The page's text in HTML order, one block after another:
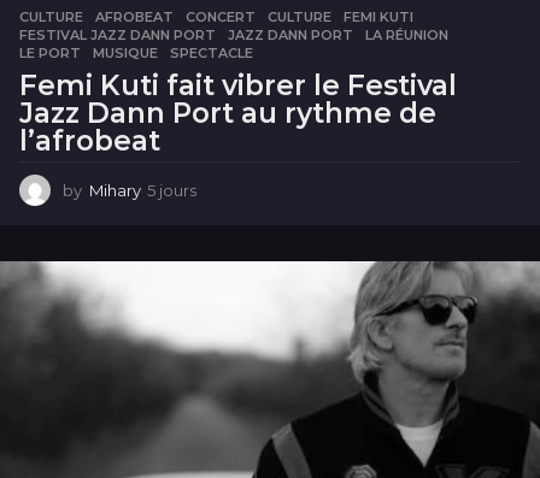
CULTURE AFROBEAT ,CONCERT ,CULTURE ,FEMI KUTI
FESTIVAL JAZZ DANN PORT
,JAZZ DANN PORT ,LA RÉUNION
LE PORT
,MUSIQUE ,SPECTACLE
Femi Kuti fait vibrer le Festival
Jazz Dann Port au rythme de
l’afrobeat
by Mihary 5 jours
u